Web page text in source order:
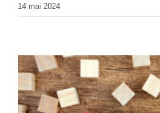
14 mai 2024